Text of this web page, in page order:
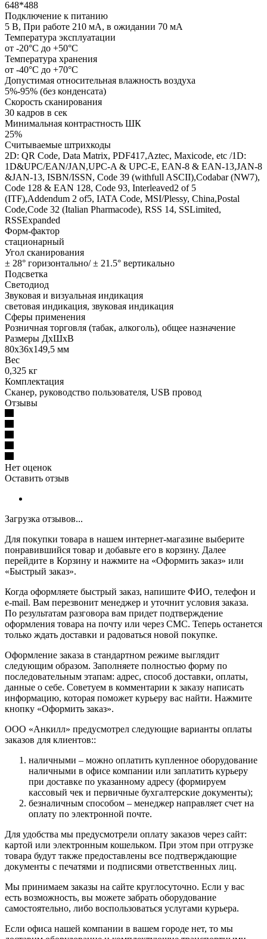
648*488
Подключение к питанию
5 В, При работе 210 мА, в ожидании 70 мА
Температура эксплуатации
от -20°C до +50°C
Температура хранения
от -40°C до +70°C
Допустимая относительная влажность воздуха
5%-95% (без конденсата)
Скорость сканирования
30 кадров в сек
Минимальная контрастность ШК
25%
Считываемые штрихкоды
2D: QR Code, Data Matrix, PDF417,Aztec, Maxicode, etc /1D:
1D&UPC/EAN/JAN,UPC-A & UPC-E, EAN-8 & EAN-13,JAN-8
&JAN-13, ISBN/ISSN, Code 39 (withfull ASCII),Codabar (NW7),
Code 128 & EAN 128, Code 93, Interleaved2 of 5
(ITF),Addendum 2 of5, IATA Code, MSI/Plessy, China,Postal
Code,Code 32 (Italian Pharmacode), RSS 14, SSLimited,
RSSExpanded
Форм-фактор
стационарный
Угол сканирования
± 28° горизонтально/ ± 21.5° вертикально
Подсветка
Светодиод
Звуковая и визуальная индикация
световая индикация, звуковая индикация
Сферы применения
Розничная торговля (табак, алкоголь), общее назначение
Размеры ДхШхВ
80x36x149,5 мм
Вес
0,325 кг
Комплектация
Сканер, руководство пользователя, USB провод
Отзывы
Нет оценок
Оставить отзыв
Загрузка отзывов...
Для покупки товара в нашем интернет-магазине выберите
понравившийся товар и добавьте его в корзину. Далее
перейдите в Корзину и нажмите на «Оформить заказ» или
«Быстрый заказ».
Когда оформляете быстрый заказ, напишите ФИО, телефон и
e-mail. Вам перезвонит менеджер и уточнит условия заказа.
По результатам разговора вам придет подтверждение
оформления товара на почту или через СМС. Теперь останется
только ждать доставки и радоваться новой покупке.
Оформление заказа в стандартном режиме выглядит
следующим образом. Заполняете полностью форму по
последовательным этапам: адрес, способ доставки, оплаты,
данные о себе. Советуем в комментарии к заказу написать
информацию, которая поможет курьеру вас найти. Нажмите
кнопку «Оформить заказ».
ООО «Анкилл» предусмотрел следующие варианты оплаты
заказов для клиентов::
наличными – можно оплатить купленное оборудование
наличными в офисе компании или заплатить курьеру
при доставке по указанному адресу (формируем
кассовый чек и первичные бухгалтерские документы);
безналичным способом – менеджер направляет счет на
оплату по электронной почте.
Для удобства мы предусмотрели оплату заказов через сайт:
картой или электронным кошельком. При этом при отгрузке
товара будут также предоставлены все подтверждающие
документы с печатями и подписями ответственных лиц.
Мы принимаем заказы на сайте круглосуточно. Если у вас
есть возможность, вы можете забрать оборудование
самостоятельно, либо воспользоваться услугами курьера.
Если офиса нашей компании в вашем городе нет, то мы